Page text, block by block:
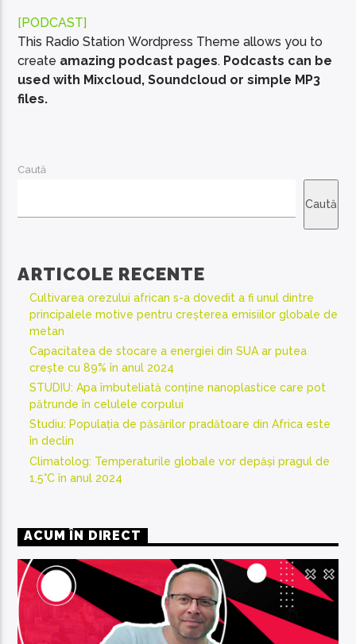
[PODCAST]
This Radio Station Wordpress Theme allows you to
create amazing podcast pages. Podcasts can be
used with Mixcloud, Soundcloud or simple MP3
files.
Caută
Caută
ARTICOLE RECENTE
Cultivarea orezului african s-a dovedit a fi unul dintre
principalele motive pentru creșterea emisiilor globale de
metan
Capacitatea de stocare a energiei din SUA ar putea
crește cu 89% în anul 2024
STUDIU: Apa îmbuteliată conține nanoplastice care pot
pătrunde în celulele corpului
Studiu: Populația de păsărilor pradătoare din Africa este
în declin
Climatolog: Temperaturile globale vor depăși pragul de
1,5°C în anul 2024
ACUM ÎN DIRECT